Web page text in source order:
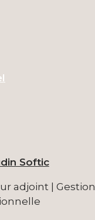
Softic
adjoint | Gestion